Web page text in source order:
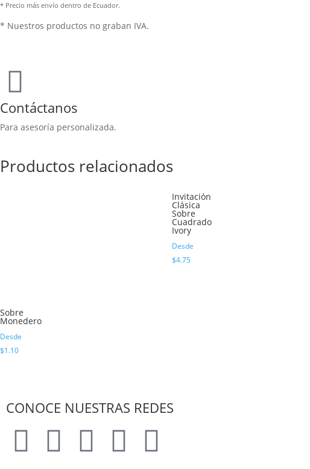
* Precio más envío dentro de Ecuador.
* Nuestros productos no graban IVA.
Contáctanos
Para asesoría personalizada.
Productos relacionados
Invitación
Clásica
Sobre
Cuadrado
Ivory
Desde
$4.75
Sobre
Monedero
Desde
$1.10
CONOCE NUESTRAS REDES